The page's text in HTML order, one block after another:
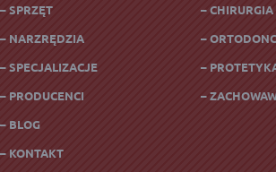
– SPRZĘT
– NARZRĘDZIA
– SPECJALIZACJE
– PRODUCENCI
– BLOG
– KONTAKT
– CHIRURGIA
–
–
–